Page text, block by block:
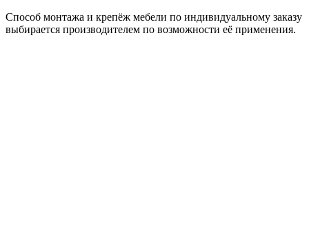
Способ монтажа и крепёж мебели по индивидуальному заказу
выбирается производителем по возможности её применения.